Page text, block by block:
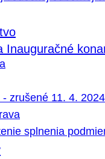
Inauguračné
zrušené 11. 4. 2024
splnenia